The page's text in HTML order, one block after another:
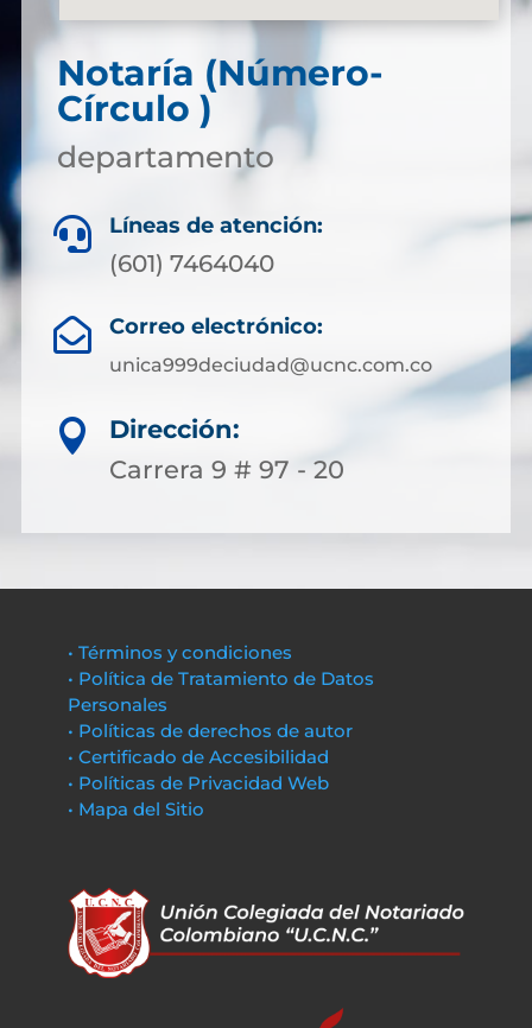
Notaría (Número-
Círculo )
departamento
 Líneas de atención:
(601) 7464040
 Correo electrónico:
unica999deciudad@ucnc.com.co

Dirección:
Carrera 9 # 97 - 20
• Términos y condiciones
• Política de Tratamiento de Datos
Personales
• Políticas de derechos de autor
• Certificado de Accesibilidad
• Políticas de Privacidad Web
• Mapa del Sitio